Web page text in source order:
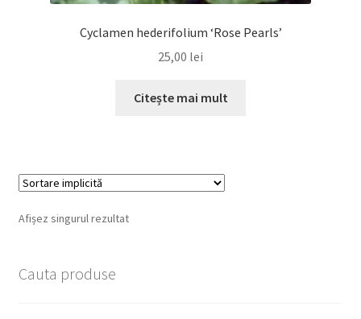
Cyclamen hederifolium ‘Rose Pearls’
25,00 lei
Citește mai mult
Afișez singurul rezultat
Cauta produse